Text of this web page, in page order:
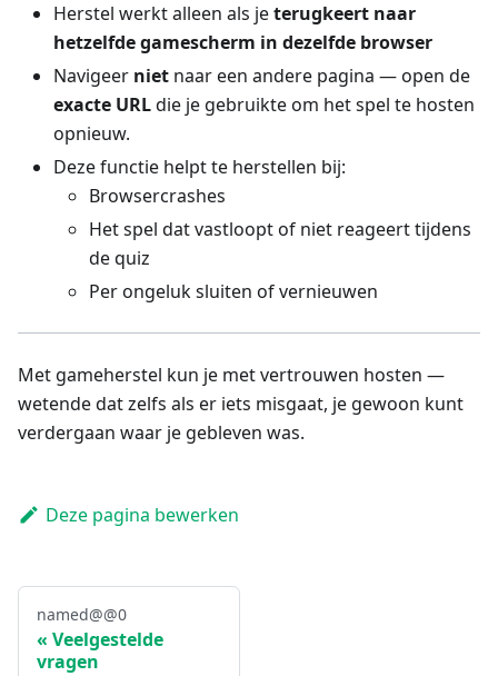
Herstel werkt alleen als jeterugkeert naar
hetzelfde gamescherm in dezelfde browser
Navigeer niet naar een andere pagina — open de
exacte URLdie je gebruikte om het spel te hosten
opnieuw.
Deze functie helpt te herstellen bij:
Browsercrashes
Het spel dat vastloopt of niet reageert tijdens
de quiz
Per ongeluk sluiten of vernieuwen
Met gameherstel kun je met vertrouwen hosten —
wetende dat zelfs als er iets misgaat, je gewoon kunt
verdergaan waar je gebleven was.
Deze pagina bewerken
named@@0
Veelgestelde
vragen